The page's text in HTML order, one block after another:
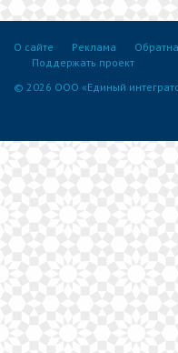
О сайте Реклама
Поддержать проект
© 2026 ООО «Единый